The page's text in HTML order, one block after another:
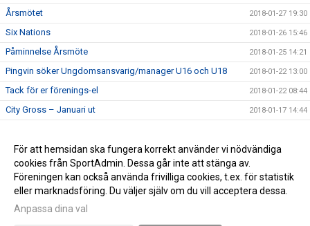
Årsmötet 2018-01-27 19:30
Six Nations 2018-01-26 15:46
Påminnelse Årsmöte 2018-01-25 14:21
Pingvin söker Ungdomsansvarig/manager U16 och U18 2018-01-22 13:00
Tack för er förenings-el 2018-01-22 08:44
City Gross – Januari ut 2018-01-17 14:44
Pingvin söker boende 2018-01-17 14:42
Välkommen till pingvins nya sida 2018-01-07 11:10
För att hemsidan ska fungera korrekt använder vi nödvändiga
cookies från SportAdmin. Dessa går inte att stänga av.
Föreningen kan också använda frivilliga cookies, t.ex. för statistik
eller marknadsföring. Du väljer själv om du vill acceptera dessa.
Anpassa dina val